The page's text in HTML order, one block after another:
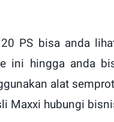
PS bisa anda
ini hingga anda
alat
Maxxi hubungi